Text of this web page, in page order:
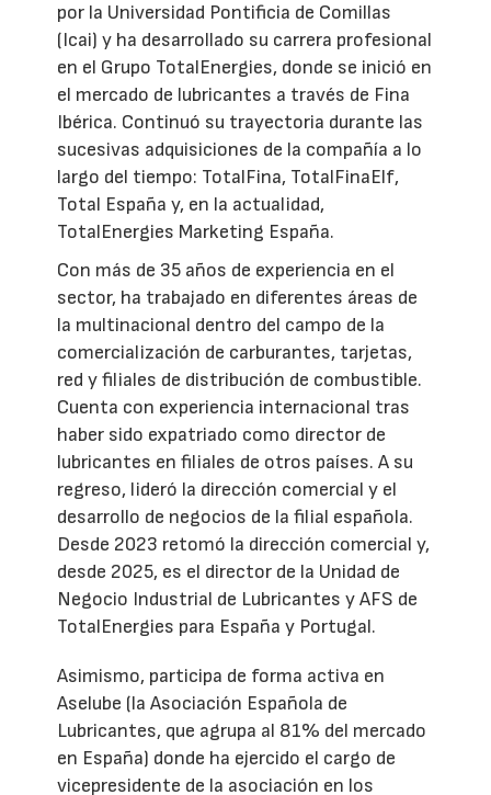
por la Universidad Pontificia de Comillas
(Icai) y ha desarrollado su carrera profesional
en el Grupo TotalEnergies, donde se inició en
el mercado de lubricantes a través de Fina
Ibérica. Continuó su trayectoria durante las
sucesivas adquisiciones de la compañía a lo
largo del tiempo: TotalFina, TotalFinaElf,
Total España y, en la actualidad,
TotalEnergies Marketing España.
Con más de 35 años de experiencia en el
sector, ha trabajado en diferentes áreas de
la multinacional dentro del campo de la
comercialización de carburantes, tarjetas,
red y filiales de distribución de combustible.
Cuenta con experiencia internacional tras
haber sido expatriado como director de
lubricantes en filiales de otros países. A su
regreso, lideró la dirección comercial y el
desarrollo de negocios de la filial española.
Desde 2023 retomó la dirección comercial y,
desde 2025, es el director de la Unidad de
Negocio Industrial de Lubricantes y AFS de
TotalEnergies para España y Portugal.
Asimismo, participa de forma activa en
Aselube (la Asociación Española de
Lubricantes, que agrupa al 81% del mercado
en España) donde ha ejercido el cargo de
vicepresidente de la asociación en los